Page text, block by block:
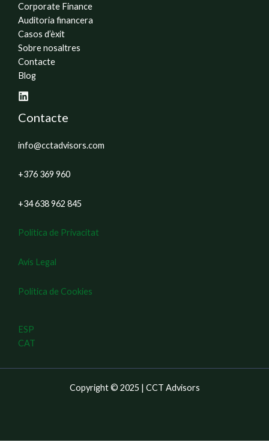
Corporate Finance
Auditoria financera
Casos d’èxit
Sobre nosaltres
Contacte
Blog
Contacte
info@cctadvisors.com
+376 369 960
+34 638 962 845
Política de Privacitat
Avís Legal
Política de Cookies
ESP
CAT
Copyright © 2025 | CCT Advisors